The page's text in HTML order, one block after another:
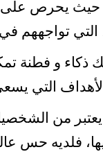
حيث يحرص
تواجههم في
ذكاء و فطنة
التي
يعتبر من
فلديه حس